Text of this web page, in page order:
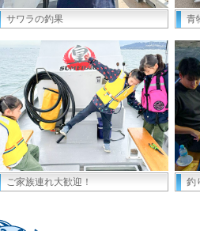
サワラの釣果 青
ご家族連れ大歓迎！ 釣